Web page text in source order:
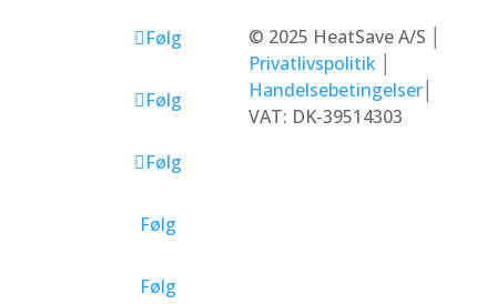
Følg
Følg
Følg
Følg
Følg
© 2025 HeatSave A/S
Privatlivspolitik│
Handelsebetingelser│
VAT: DK-39514303